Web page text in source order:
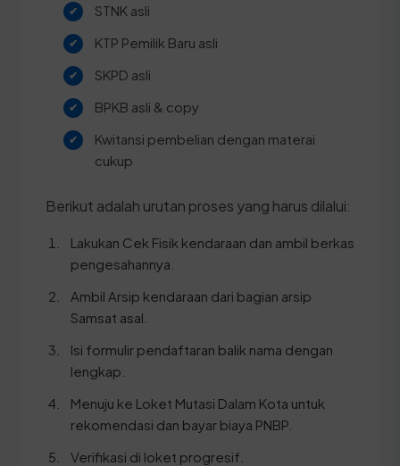
STNK asli
KTP Pemilik Baru asli
SKPD asli
BPKB asli & copy
Kwitansi pembelian dengan materai
cukup
Berikut adalah urutan proses yang harus dilalui:
Lakukan Cek Fisik kendaraan dan ambil berkas
pengesahannya.
Ambil Arsip kendaraan dari bagian arsip
Samsat asal.
Isi formulir pendaftaran balik nama dengan
lengkap.
Menuju ke Loket Mutasi Dalam Kota untuk
rekomendasi dan bayar biaya PNBP.
Verifikasi di loket progresif.